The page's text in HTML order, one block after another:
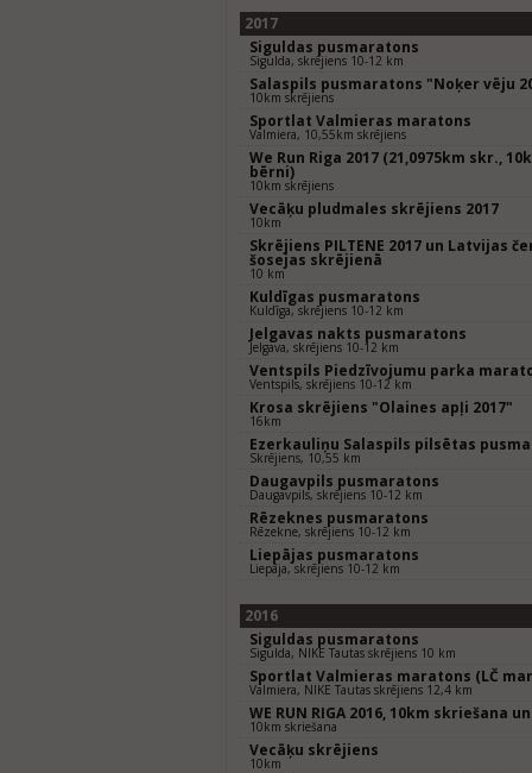
2017
Siguldas pusmaratons
Sigulda, skrējiens 10-12 km
Salaspils pusmaratons "Noķer vēju
10km skrējiens
Sportlat Valmieras maratons
Valmiera, 10,55km skrējiens
We Run Riga 2017 (21,0975km skr.,
bērni)
10km skrējiens
Vecāķu pludmales skrējiens 2017
10km
Skrējiens PILTENE 2017 un Latvijas
šosejas skrējienā
10 km
Kuldīgas pusmaratons
Kuldīga, skrējiens 10-12 km
Jelgavas nakts pusmaratons
Jelgava, skrējiens 10-12 km
Ventspils Piedzīvojumu parka
Ventspils, skrējiens 10-12 km
Krosa skrējiens "Olaines apļi 2017"
16km
Ezerkauliņu Salaspils pilsētas
Skrējiens, 10,55 km
Daugavpils pusmaratons
Daugavpils, skrējiens 10-12 km
Rēzeknes pusmaratons
Rēzekne, skrējiens 10-12 km
Liepājas pusmaratons
Liepāja, skrējiens 10-12 km
2016
Siguldas pusmaratons
Sigulda, NIKE Tautas skrējiens 10 km
Sportlat Valmieras maratons (LČ
Valmiera, NIKE Tautas skrējiens 12,4 km
WE RUN RIGA 2016, 10km skriešana
10km skriešana
Vecāķu skrējiens
10km